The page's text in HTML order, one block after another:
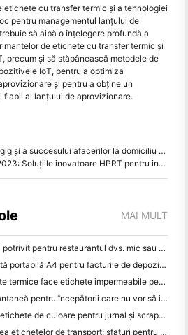
etichete cu transfer termic și a tehnologiei
pentru managementul lanțului de
să aibă o înțelegere profundă a
de etichete cu transfer termic și
precum și să stăpânească metodele de
IoT, pentru a optimiza
și pentru a obține un
fiabil al lanțului de aprovizionare.
afacerilor la domiciliu cu imprimantele cu transfer termic
Soluțiile inovatoare HPRT pentru industrie
MAI MULT
Cum să alegeți software-ul potrivit pentru restaurantul dvs. mic sau mediu
Aveți nevoie de o imprimantă portabilă A4 pentru facturile de depozit? Ce funcționează de fapt
Pot imprimantele de etichete termice face etichete impermeabile pentru produsele de afaceri mici?
Cea mai bună cameră instantaneă pentru începătorii care nu vor să irosească hârtia
Cel mai bun producător de etichete de culoare pentru jurnal și scrapbooking: adăugați mai multe culori la fiecare pagină
Scris de mână vs. imprimarea etichetelor de transport: sfaturi pentru întreprinderile mici în 2026